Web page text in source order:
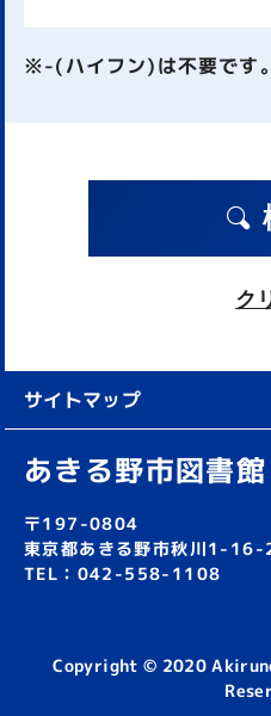
※-(ハイフン)は不要です。
ク
サイトマップ
あきる野市図書館
〒197-0804
東京都あきる野市秋川1-16-
TEL：042-558-1108
Copyright © 2020